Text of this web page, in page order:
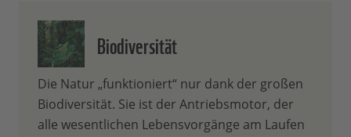
Biodiversität
Die Natur „funktioniert“ nur dank der großen
Biodiversität. Sie ist der Antriebsmotor, der
alle wesentlichen Lebensvorgänge am Laufen